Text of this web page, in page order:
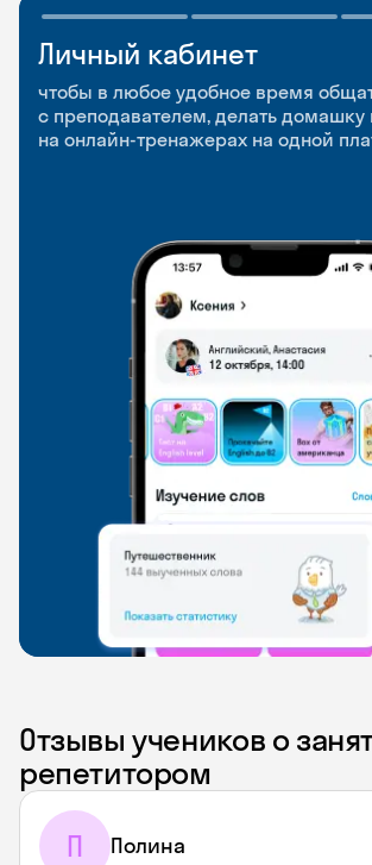
Личный кабинет
чтобы в любое удобное время
с преподавателем, делать домашку
на онлайн-тренажерах на одной
Мобильное
приложение
чтобы заниматься и изучать новые
и когда удобно
Разговорные клубы
и Talks
Групповые занятия для
и индивидуальные встречи с
Отзывы учеников о
репетитором
П Полина